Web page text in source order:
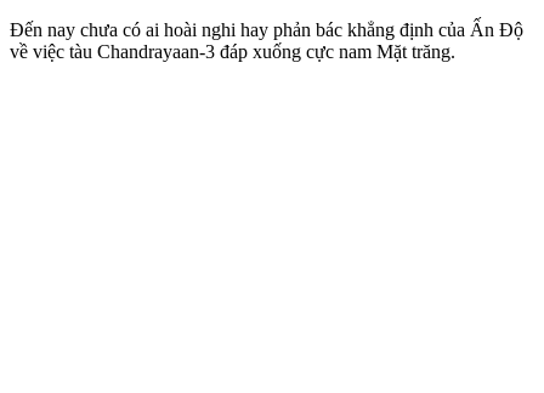
Đến nay chưa có ai hoài nghi hay phản bác khẳng định của Ấn Độ
về việc tàu Chandrayaan-3 đáp xuống cực nam Mặt trăng.